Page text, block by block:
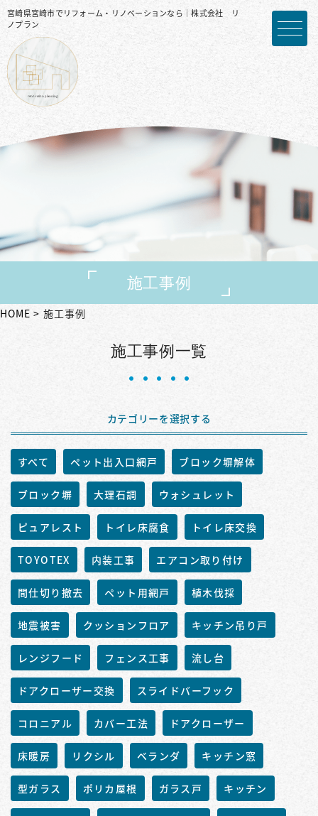
宮崎県宮崎市でリフォーム・リノベーションなら｜株式会社 リ
ノプラン
施工事例
HOME 施工事例
施工事例一覧
カテゴリーを選択する
すべて ペット出入口網戸 ブロック塀解体
ブロック塀 大理石調 ウォシュレット
ピュアレスト トイレ床腐食 トイレ床交換
TOYOTEX 内装工事 エアコン取り付け
間仕切り撤去 ペット用網戸 植木伐採
地震被害 クッションフロア キッチン吊り戸
レンジフード フェンス工事 流し台
ドアクローザー交換 スライドバーフック
コロニアル カバー工法 ドアクローザー
床暖房 リクシル ベランダ キッチン窓
型ガラス ポリカ屋根 ガラス戸 キッチン